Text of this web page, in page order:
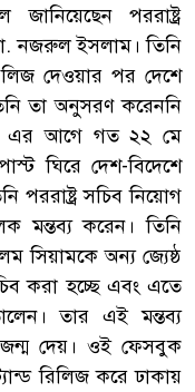
পররাষ্ট্র
নজরুল ইসলাম। তিনি
দেওয়ার পর দেশে
তা অনুসরণ করেননি
এর আগে গত ২২ মে
ঘিরে দেশ-বিদেশে
পররাষ্ট্র সচিব নিয়োগ
মন্তব্য করেন। তিনি
সিয়ামকে অন্য জ্যেষ্ঠ
করা হচ্ছে এবং এতে
তার এই মন্তব্য
জন্ম দেয়। ওই ফেসবুক
রিলিজ করে ঢাকায়